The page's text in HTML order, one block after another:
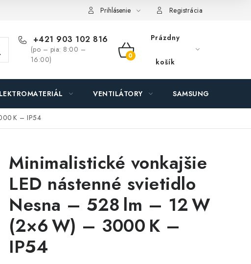
O nás - MEGALED & JANTON Zákamenné Zľavy pre profíkov
Prihlásenie Registrácia
+421 903 102 816
(po – pia: 8:00 –
16:00)
NÁKUPNÝ
KOŠÍK
Prázdny
košík
VENTILÁTORY SAMSUNG SVIETIDLÁ
K – IP54
Minimalistické vonkajšie
LED nástenné svietidlo
Nesna – 528 lm – 12 W
(2×6 W) – 3000 K –
IP54